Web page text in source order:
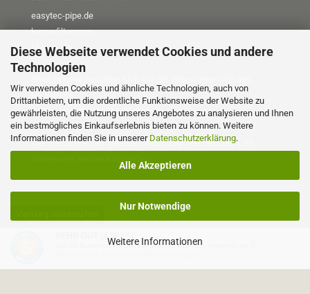
Diese Webseite verwendet Cookies und andere
Technologien
Wir verwenden Cookies und ähnliche Technologien, auch von
Drittanbietern, um die ordentliche Funktionsweise der Website zu
gewährleisten, die Nutzung unseres Angebotes zu analysieren und Ihnen
ein bestmögliches Einkaufserlebnis bieten zu können. Weitere
Informationen finden Sie in unserer Datenschutzerklärung.
Alle Akzeptieren
Nur Notwendige
Weitere Informationen
easytec-pipe.de
kruse-filter.com
kt-plus .de
Herstellers
(UVP = Unverb. Preisempfehlung)
Alle Preise in € inkl. gesetzl. MwSt. zzgl. Versand (ab € 89
Warenwert versandkostenfrei)
(4.98 / 5)
Bewertungen bei: ebay.de, amazon.de, shopvote.de ⓘ